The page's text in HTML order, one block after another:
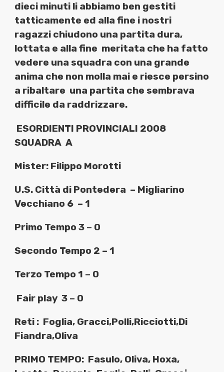
dieci minuti li abbiamo ben gestiti
tatticamente ed alla fine i nostri
ragazzi chiudono una partita dura,
lottata e alla fine meritata che ha fatto
vedere una squadra con una grande
anima che non molla mai e riesce persino
a ribaltare una partita che sembrava
difficile da raddrizzare.
ESORDIENTI PROVINCIALI 2008
SQUADRA A
Mister: Filippo Morotti
U.S. Città di Pontedera – Migliarino
Vecchiano 6 – 1
Primo Tempo 3 – 0
Secondo Tempo 2 – 1
Terzo Tempo 1 – 0
Fair play 3 – 0
Reti : Foglia, Gracci,Polli,Ricciotti,Di
Fiandra,Oliva
PRIMO TEMPO: Fasulo, Oliva, Hoxa,